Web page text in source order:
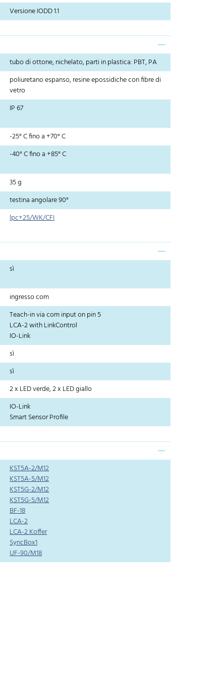
Versione IODD 1.1
tubo di ottone, nichelato, parti in plastica: PBT, PA
poliuretano espanso, resine epossidiche con fibre di
vetro
IP 67
-25° C fino a +70° C
-40° C fino a +85° C
35 g
testina angolare 90°
lpc+25/WK/CFI
sì
ingresso com
Teach-in via com input on pin 5
LCA-2 with LinkControl
IO-Link
sì
sì
2 x LED verde, 2 x LED giallo
IO-Link
Smart Sensor Profile
KST5A-2/M12
KST5A-5/M12
KST5G-2/M12
KST5G-5/M12
BF-18
LCA-2
LCA-2 Koffer
SyncBox1
UF-90/M18